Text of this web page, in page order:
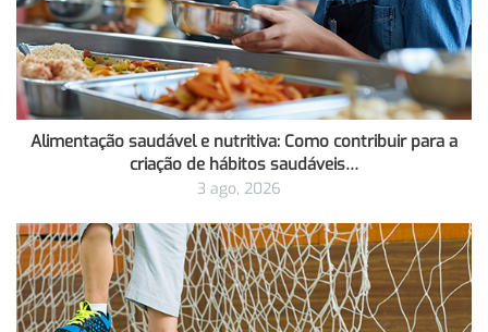
Alimentação saudável e nutritiva: Como contribuir para a
criação de hábitos saudáveis…
3 ago, 2026